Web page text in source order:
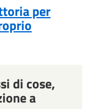
per
di cose,
a